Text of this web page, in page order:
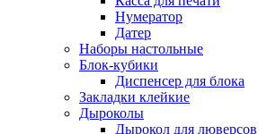
Нумератор
Датер
Наборы настольные
Блок-кубики
Диспенсер для блока
Закладки клейкие
Дыроколы
Дырокол для люверсов